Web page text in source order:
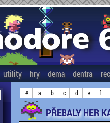
utility hry dema dentra
# a b c d e f
PŘEBALY HER